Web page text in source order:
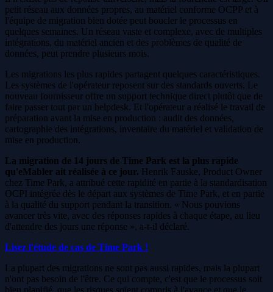
petit réseau aux données propres, au matériel conforme OCPP et à
l'équipe de migration bien dotée peut boucler le processus en
quelques semaines. Un réseau vaste et complexe, avec de multiples
intégrations, du matériel ancien et des problèmes de qualité de
données, peut prendre plusieurs mois.
Les migrations les plus rapides partagent quelques caractéristiques.
Les systèmes de l'opérateur reposent sur des standards ouverts. Le
nouveau fournisseur offre un support technique direct plutôt que de
faire passer tout par un helpdesk. Et l'opérateur a réalisé le travail de
préparation avant la mise en production : audit des données,
cartographie des intégrations, inventaire du matériel et validation de
mise en production.
La migration de 14 jours de Time Park est la plus rapide
qu'eMabler ait réalisée à ce jour. Henrik Fauske, Product Owner
chez Time Park, a attribué cette rapidité en partie à la standardisation
OCPI intégrée dès le départ aux systèmes de Time Park, et en partie
à la qualité du support pendant la transition. « Nous pouvions
avancer très vite, avec des réponses rapides à chaque étape, au lieu
d'attendre des jours une réponse », a-t-il déclaré.
Lisez l'étude de cas de Time Park !
La plupart des migrations ne sont pas aussi rapides, mais la plupart
n'ont pas besoin de l'être. Ce qui compte, c'est que le processus soit